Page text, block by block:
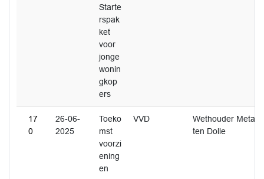
Starte
rspak
ket
voor
jonge
wonin
gkop
ers
17
0
26-06-
2025
Toeko
mst
voorzi
ening
en
VVD
Wethouder Metaal-
ten Dolle